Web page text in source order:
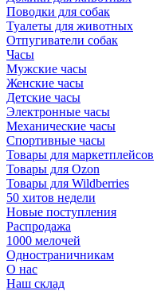
Поводки для собак
Туалеты для животных
Отпугиватели собак
Часы
Мужские часы
Женские часы
Детские часы
Электронные часы
Механические часы
Спортивные часы
Товары для маркетплейсов
Товары для Ozon
Товары для Wildberries
50 хитов недели
Новые поступления
Распродажа
1000 мелочей
Одностраничникам
О нас
Наш склад